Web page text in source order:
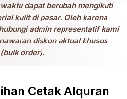
dapat berubah mengikuti
kulit di pasar. Oleh karena
admin representatif kami
diskon aktual khusus
order).
Cetak Alquran